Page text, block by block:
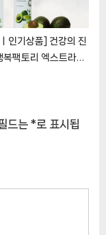
인기상품] 건강의 진
복팩토리 엑스트라버
드는 *로 표시됩